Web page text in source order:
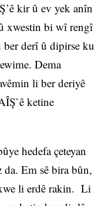
kir û ev yek anîn
xwestin bi wî rengî
derî û dipirse ku
Dema
li ber deriyê
ketine
hedefa çeteyan
Em sê bira bûn,
xwe li erdê rakin. Li